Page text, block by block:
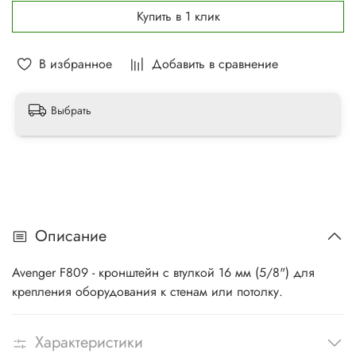
Купить в 1 клик
В избранное Добавить в сравнение
Выбрать
Описание
Avenger F809 - кронштейн с втулкой 16 мм (5/8") для
крепления оборудования к стенам или потолку.
Характеристики